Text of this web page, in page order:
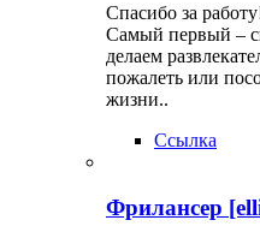
Спасибо за
Самый первый –
делаем
пожалеть или
жизни..
Ссылка
Фрилансер